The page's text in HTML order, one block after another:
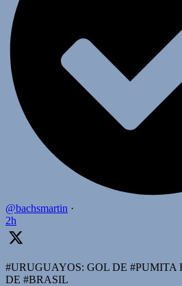
@bachsmartin ·
2h
#URUGUAYOS: GOL DE #PUMITA
DE #BRASIL